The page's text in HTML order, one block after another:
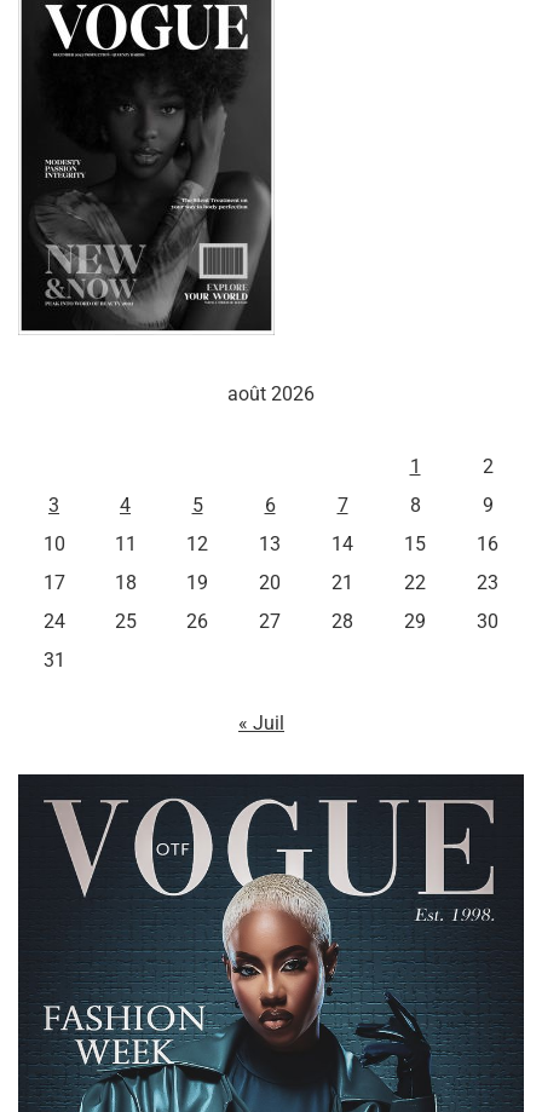
août 2026
1
2
3
4 5 6 7 8
9
10
11 12 13 14 15
16
17
18 19 20 21 22
23
24
25 26 27 28 29
30
31
« Juil